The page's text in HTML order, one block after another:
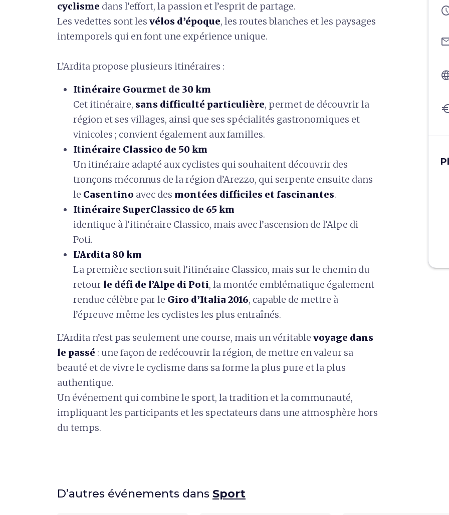
cyclisme dans l’effort, la passion et l’esprit de partage.
Les vedettes sont les vélos d’époque, les routes blanches et les paysages
intemporels qui en font une expérience unique.
L’Ardita propose plusieurs itinéraires :
Itinéraire Gourmet de 30 km
Cet itinéraire, sans difficulté particulière, permet de découvrir la
région et ses villages, ainsi que ses spécialités gastronomiques et
vinicoles ; convient également aux familles.
Itinéraire Classico de 50 km
Un itinéraire adapté aux cyclistes qui souhaitent découvrir des
tronçons méconnus de la région d’Arezzo, qui serpente ensuite dans
le Casentino avec des montées difficiles et fascinantes.
Itinéraire SuperClassico de 65 km
identique à l’itinéraire Classico, mais avec l’ascension de l’Alpe di
Poti.
L’Ardita 80 km
La première section suit l’itinéraire Classico, mais sur le chemin du
retourle défi de l’Alpe di Poti, la montée emblématique également
rendue célèbre par le Giro d’Italia 2016, capable de mettre à
l’épreuve même les cyclistes les plus entraînés.
L’Ardita n’est pas seulement une course, mais un véritable voyage dans
le passé : une façon de redécouvrir la région, de mettre en valeur sa
beauté et de vivre le cyclisme dans sa forme la plus pure et la plus
authentique.
Un événement qui combine le sport, la tradition et la communauté,
impliquant les participants et les spectateurs dans une atmosphère hors
du temps.
D’autres événements dans Sport